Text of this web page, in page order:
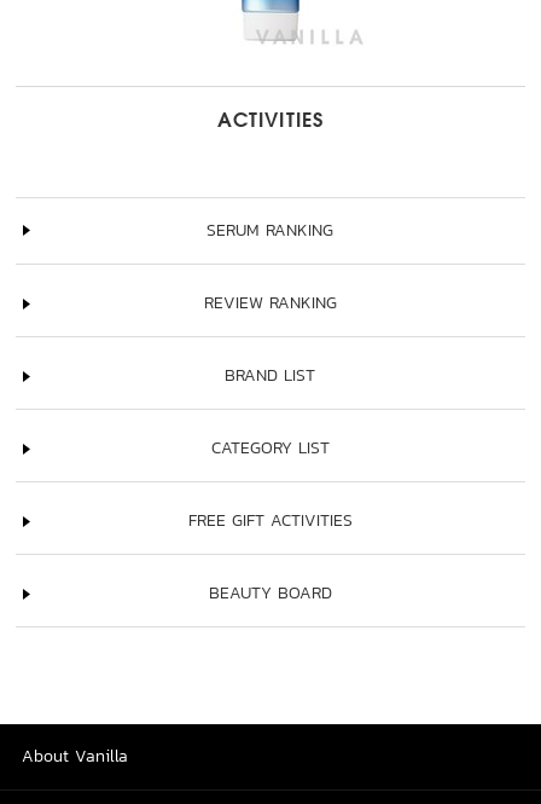
ACTIVITIES
SERUM RANKING
REVIEW RANKING
BRAND LIST
CATEGORY LIST
FREE GIFT ACTIVITIES
BEAUTY BOARD
About Vanilla